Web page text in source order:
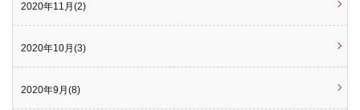
2020年11月(2)
2020年10月(3)
2020年9月(8)